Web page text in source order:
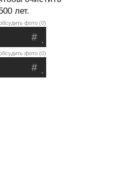
лет.
фото (0)
.
#
фото (0)
.
#